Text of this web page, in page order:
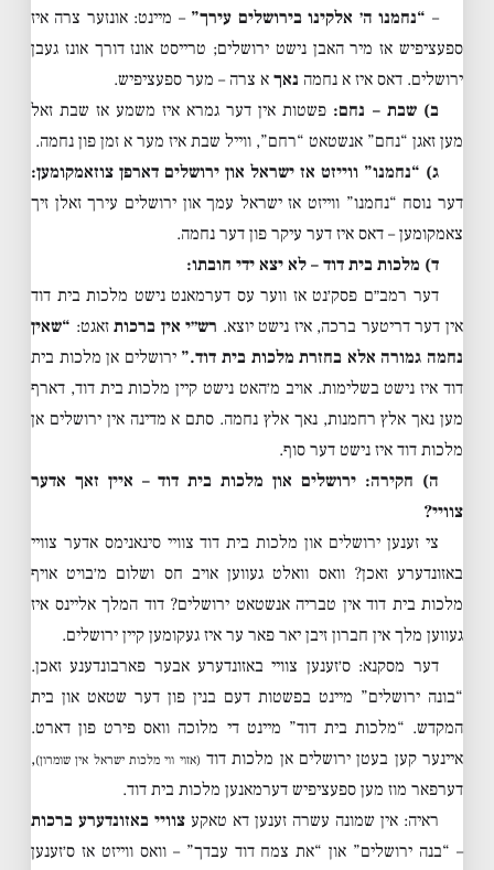
– “נחמנו ה׳ אלקינו בירושלים עירך” – מיינט: אונזער צרה איז
ספעציפיש אז מיר האבן נישט ירושלים; טרייסט אונז דורך אונז געבן
ירושלים. דאס איז א נחמה נאך א צרה – מער ספעציפיש.
ב) שבת – נחם: פשטות אין דער גמרא איז משמע אז שבת זאל
מען זאגן “נחם” אנשטאט “רחם”, ווייל שבת איז מער א זמן פון נחמה.
ג) “נחמנו” ווייזט אז ישראל און ירושלים דארפן צוזאמקומען:
דער נוסח “נחמנו” ווייזט אז ישראל עמך און ירושלים עירך זאלן זיך
צאמקומען – דאס איז דער עיקר פון דער נחמה.
ד) מלכות בית דוד – לא יצא ידי חובתו:
דער רמב״ם פסק׳נט אז ווער עס דערמאנט נישט מלכות בית דוד
אין דער דריטער ברכה, איז נישט יוצא. רש״י אין ברכותזאגט: “שאין
נחמה גמורה אלא בחזרת מלכות בית דוד.” ירושלים אן מלכות בית
דוד איז נישט בשלימות. אויב מ׳האט נישט קיין מלכות בית דוד, דארף
מען נאך אלץ רחמנות, נאך אלץ נחמה. סתם א מדינה אין ירושלים אן
מלכות דוד איז נישט דער סוף.
ה) חקירה: ירושלים און מלכות בית דוד – איין זאך אדער
צוויי?
צי זענען ירושלים און מלכות בית דוד צוויי סינאנימס אדער צוויי
באזונדערע זאכן? וואס וואלט געווען אויב חס ושלום מ׳בויט אויף
מלכות בית דוד אין טבריה אנשטאט ירושלים? דוד המלך אליינס איז
געווען מלך אין חברון זיבן יאר פאר ער איז געקומען קיין ירושלים.
דער מסקנא: ס׳זענען צוויי באזונדערע אבער פארבונדענע זאכן.
“בונה ירושלים” מיינט בפשטות דעם בנין פון דער שטאט און בית
המקדש. “מלכות בית דוד” מיינט די מלוכה וואס פירט פון דארט.
איינער קען בעטן ירושלים אן מלכות דוד (אזוי ווי מלכות ישראל אין שומרון),
דערפאר מוז מען ספעציפיש דערמאנען מלכות בית דוד.
ראיה: אין שמונה עשרה זענען דא טאקעצוויי באזונדערע ברכות
– “בנה ירושלים” און “את צמח דוד עבדך” – וואס ווייזט אז ס׳זענען